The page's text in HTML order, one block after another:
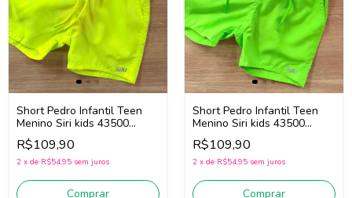
Short Pedro Infantil Teen
Menino Siri kids 43500
(Amarelo Fluor)
R$109,90
2 x de R$54,95 sem juros
Comprar
Short Pedro Infantil Teen
Menino Siri kids 43500
(Verde Fluor)
R$109,90
2 x de R$54,95 sem juros
Comprar